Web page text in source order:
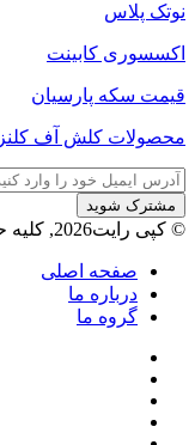
نوتک پلاس
اکسسوری کابینت
قیمت سکه پارسیان
محصولات کلش آف کلنز
آدرس
ایمیل
خود
وارد
کنید
© کپی رایت2026, کلیه حقوق برای دیدگاه پلاس محفوظ است.
صفحه اصلی
درباره ما
گروه ما